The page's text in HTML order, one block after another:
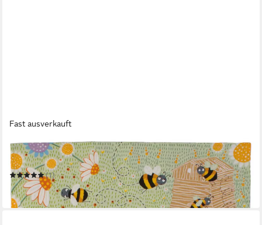
Fast ausverkauft
ULSTER WEAVERS
Geschirrtuch Daisy Bees
(1)
11,95 €
in 4-5 Werktagen bei dir